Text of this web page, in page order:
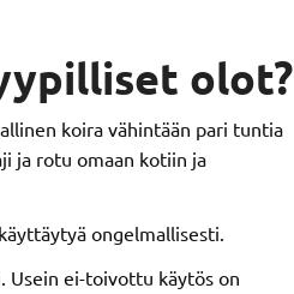
olot?
koira vähintään pari tuntia
ja rotu omaan kotiin ja
ongelmallisesti.
Usein ei-toivottu käytös on